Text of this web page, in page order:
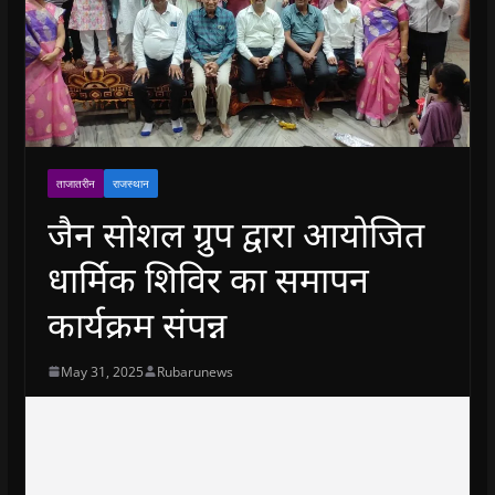
ताजातरीन राजस्थान
जैन सोशल ग्रुप द्वारा आयोजित
धार्मिक शिविर का समापन
कार्यक्रम संपन्न
May 31, 2025 Rubarunews